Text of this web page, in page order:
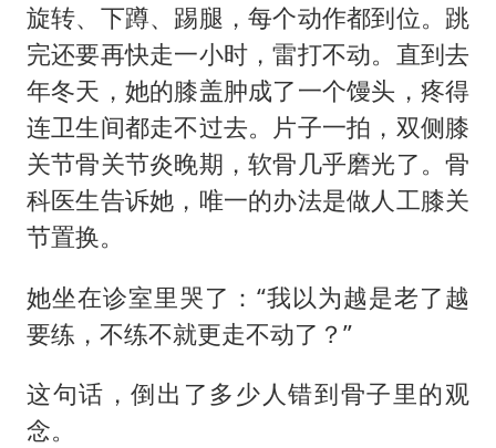
旋转、下蹲、踢腿，每个动作都到位。跳
完还要再快走一小时，雷打不动。直到去
年冬天，她的膝盖肿成了一个馒头，疼得
连卫生间都走不过去。片子一拍，双侧膝
关节骨关节炎晚期，软骨几乎磨光了。骨
科医生告诉她，唯一的办法是做人工膝关
节置换。
她坐在诊室里哭了：“我以为越是老了越
要练，不练不就更走不动了？”
这句话，倒出了多少人错到骨子里的观
念。